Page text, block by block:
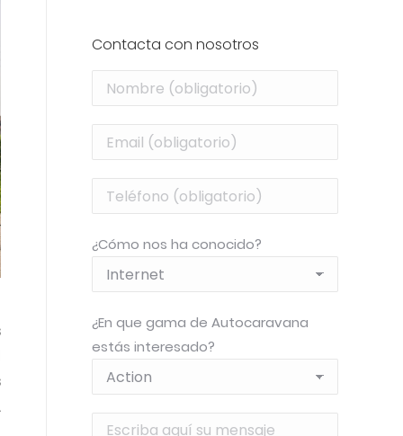
Contacta con nosotros
¿Cómo nos ha conocido?
¿En que gama de Autocaravana
estás interesado?